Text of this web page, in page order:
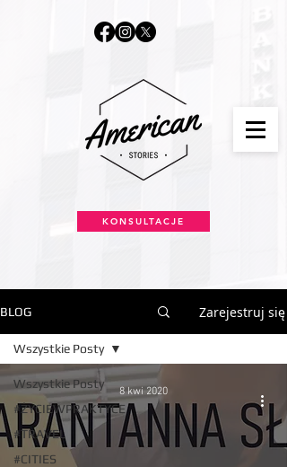
KONSULTACJE
BLOG Zarejestruj się
Wszystkie Posty
#ŻYCIEWPRAKTYCE
#TRAVEL
#CITIES
Wszystkie Posty
8 kwi 2020